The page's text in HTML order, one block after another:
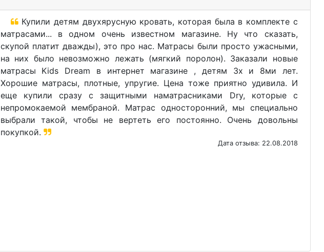
Купили детям двухярусную кровать, которая была в комплекте с
матрасами... в одном очень известном магазине. Ну что сказать,
скупой платит дважды), это про нас. Матрасы были просто ужасными,
на них было невозможно лежать (мягкий поролон). Заказали новые
матрасы Kids Dream в интернет магазине , детям 3х и 8ми лет.
Хорошие матрасы, плотные, упругие. Цена тоже приятно удивила. И
еще купили сразу с защитными наматрасниками Dry, которые с
непромокаемой мембраной. Матрас односторонний, мы специально
выбрали такой, чтобы не вертеть его постоянно. Очень довольны
покупкой.
Дата отзыва: 22.08.2018